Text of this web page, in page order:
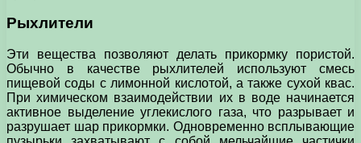
Рыхлители
Эти вещества позволяют делать прикормку пористой.
Обычно в качестве рыхлителей используют смесь
пищевой соды с лимонной кислотой, а также сухой квас.
При химическом взаимодействии их в воде начинается
активное выделение углекислого газа, что разрывает и
разрушает шар прикормки. Одновременно всплывающие